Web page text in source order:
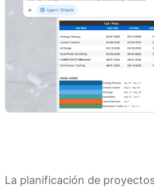
La planificación de